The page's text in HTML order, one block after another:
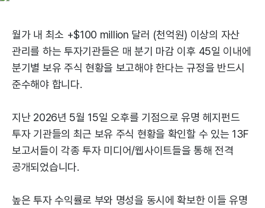
월가 내 최소 +$100 million 달러 (천억원) 이상의 자산
관리를 하는 투자기관들은 매 분기 마감 이후 45일 이내에
분기별 보유 주식 현황을 보고해야 한다는 규정을 반드시
준수해야 합니다.
지난 2026년 5월 15일 오후를 기점으로 유명 헤지펀드
투자 기관들의 최근 보유 주식 현황을 확인할 수 있는 13F
보고서들이 각종 투자 미디어/웹사이트들을 통해 전격
공개되었습니다.
높은 투자 수익률로 부와 명성을 동시에 확보한 이들 유명